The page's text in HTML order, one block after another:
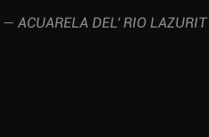
— ACUARELA DEL' RIO LAZURIT